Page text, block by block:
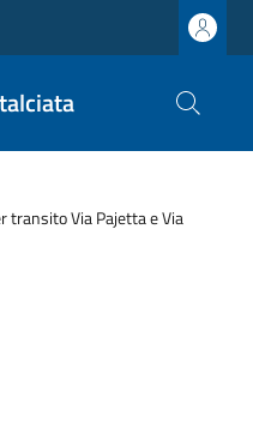
transito Via Pajetta e Via